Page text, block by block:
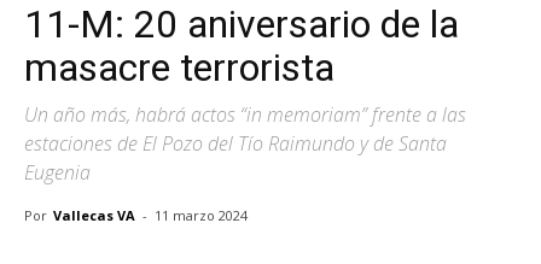
11-M: 20 aniversario de la
masacre terrorista
Un año más, habrá actos “in memoriam” frente a las
estaciones de El Pozo del Tío Raimundo y de Santa
Eugenia
Por Vallecas VA - 11 marzo 2024